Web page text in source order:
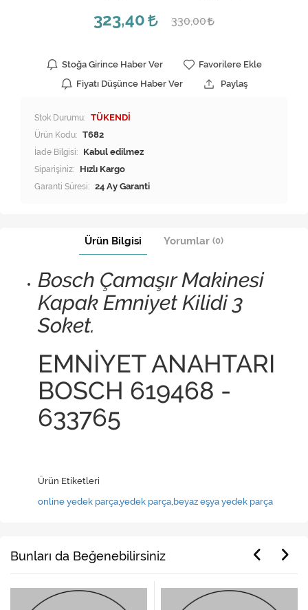
323,40
330,00
Stoğa Girince Haber Ver
Favorilere Ekle
Fiyatı Düşünce Haber Ver
Paylaş
Stok Durumu: TÜKENDİ
Ürün Kodu: T682
İade Bilgisi:
Siparişiniz: Hızlı Kargo
Garanti Süresi: 24 Ay Garanti
Ürün Bilgisi Yorumlar (0)
Bosch Çamaşır Makinesi
Kapak Emniyet Kilidi 3
Soket.
EMNİYET ANAHTARI
BOSCH 619468 -
633765
Ürün Etiketleri
online yedek parça,yedek parça, beyaz eşya yedek parça
Bunları da Beğenebilirsiniz